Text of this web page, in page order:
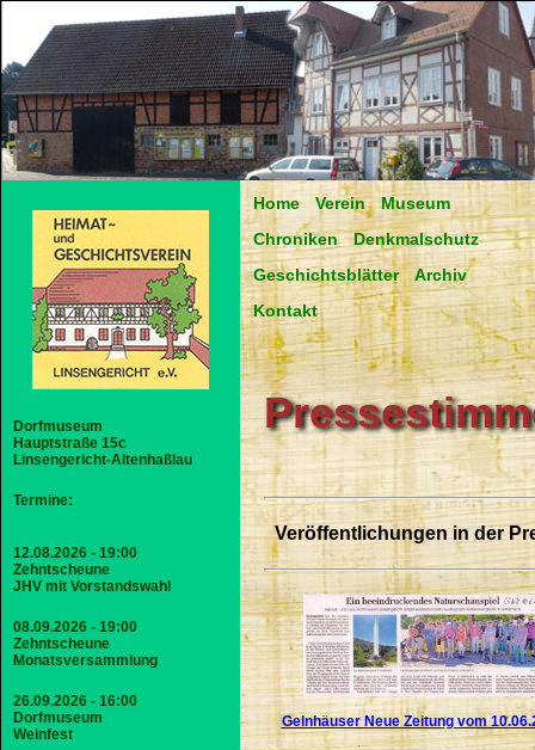
Dorfmuseum
Hauptstraße 15c
Linsengericht-Altenhaßlau
Termine:
12.08.2026 - 19:00
Zehntscheune
JHV mit Vorstandswahl
08.09.2026 - 19:00
Zehntscheune
Monatsversammlung
26.09.2026 - 16:00
Dorfmuseum
Weinfest
Home Verein
Museum
Chroniken
Denkmalschutz
Geschichtsblätter
Archiv
Kontakt
Veröffentlichungen in der
Gelnhäuser Neue Zeitung vom